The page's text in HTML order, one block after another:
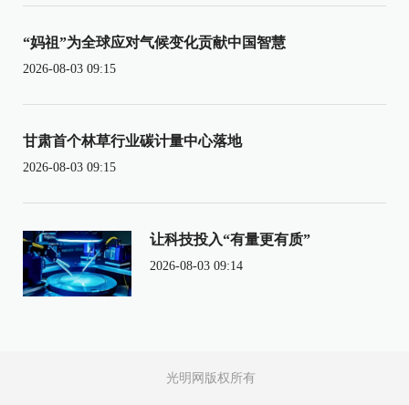
“妈祖”为全球应对气候变化贡献中国智慧
2026-08-03 09:15
甘肃首个林草行业碳计量中心落地
2026-08-03 09:15
让科技投入“有量更有质”
2026-08-03 09:14
光明网版权所有